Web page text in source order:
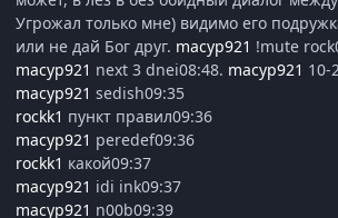
Угрожал только мне) видимо его
или не дай Бог друг. macyp921 !mute
macyp921 next 3 dnei08:48. macyp921 10-
macyp921 sedish09:35
rockk1 пункт правил09:36
macyp921 peredef09:36
rockk1 какой09:37
macyp921 idi ink09:37
macyp921 n00b09:39